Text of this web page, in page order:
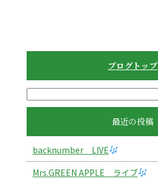
ブログトップ
最近の投稿
backnumber LIVE
Mrs.GREEN APPLE ライブ